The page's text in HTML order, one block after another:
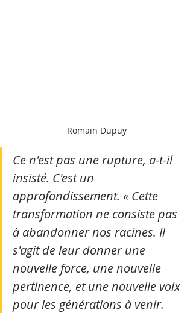
Romain Dupuy
Ce n'est pas une rupture, a-t-il
insisté. C'est un
approfondissement. « Cette
transformation ne consiste pas
à abandonner nos racines. Il
s'agit de leur donner une
nouvelle force, une nouvelle
pertinence, et une nouvelle voix
pour les générations à venir.